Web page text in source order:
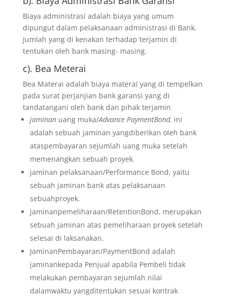
Biaya administrasi adalah biaya yang umum
dipungut dalam pelaksanaan administrasi di Bank.
Jumlah yang di kenakan terhadap terjamin di
tentukan oleh bank masing- masing.
c). Bea Meterai
Bea Materai adalah biaya materai yang di tempelkan
pada surat perjanjian bank garansi yang di
tandatangani oleh bank dan pihak terjamin
jaminan uang muka/Advance PaymentBond, ini
adalah sebuah jaminan yangdiberikan oleh bank
ataspembayaran sejumlah uang muka setelah
memenangkan sebuah proyek.
jaminan pelaksanaan/Performance Bond, yaitu
sebuah jaminan bank atas pelaksanaan
sebuahproyek.
jaminanpemeliharaan/RetentionBond, merupakan
sebuah jaminan atas pemeliharaan proyek setelah
selesai di laksanakan.
JaminanPembayaran/PaymentBond adalah
jaminankepada Penjual apabila Pembeli tidak
melakukan pembayaran sejumlah nilai
dalamwaktu yangditentukan sesuai kontrak